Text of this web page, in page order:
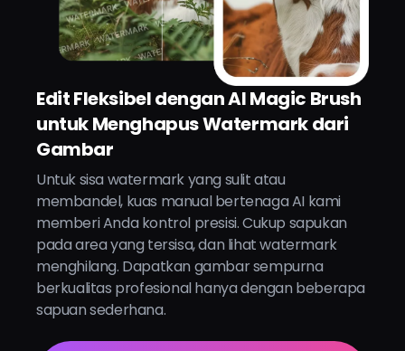
Edit Fleksibel dengan AI Magic Brush
untuk Menghapus Watermark dari
Gambar
Untuk sisa watermark yang sulit atau
membandel, kuas manual bertenaga AI kami
memberi Anda kontrol presisi. Cukup sapukan
pada area yang tersisa, dan lihat watermark
menghilang. Dapatkan gambar sempurna
berkualitas profesional hanya dengan beberapa
sapuan sederhana.